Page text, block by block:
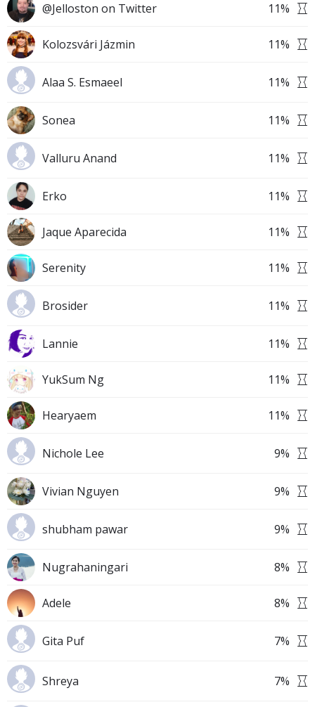
@Jelloston on Twitter 11%
Kolozsvári Jázmin 11%
Alaa S. Esmaeel 11%
Sonea 11%
Valluru Anand 11%
Erko 11%
Jaque Aparecida 11%
Serenity 11%
Brosider 11%
Lannie 11%
YukSum Ng 11%
Hearyaem 11%
Nichole Lee 9%
Vivian Nguyen 9%
shubham pawar 9%
Nugrahaningari 8%
Adele 8%
Gita Puf 7%
Shreya 7%